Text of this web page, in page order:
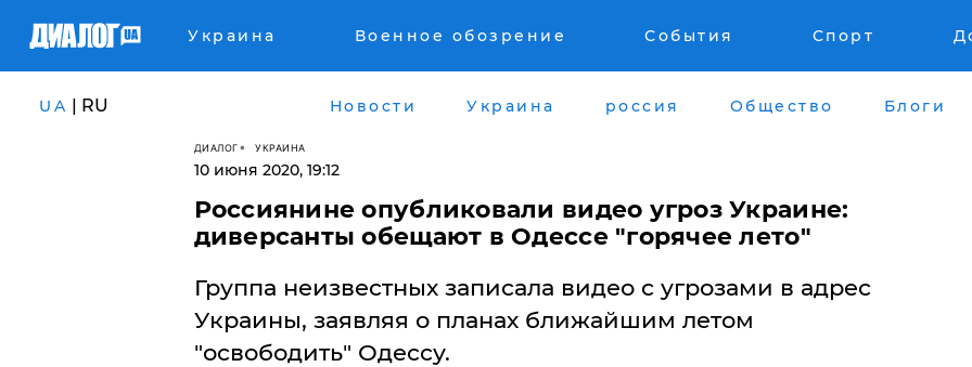
Украина Военное обозрение События Спорт
UA | RU Новости Украина россия Общество Блоги
ДИАЛОГ УКРАИНА
10 июня 2020, 19:12
Россиянине опубликовали видео угроз Украине:
диверсанты обещают в Одессе "горячее лето"
​Группа неизвестных записала видео с угрозами в адрес
Украины, заявляя о планах ближайшим летом
"освободить" Одессу.